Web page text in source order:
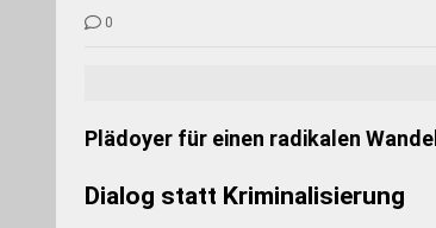
0
Plädoyer für einen radikalen
Dialog statt Kriminalisierung